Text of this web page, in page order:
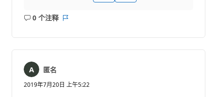
0 个注释
无
匿名
2019年7月20日 上午5:22